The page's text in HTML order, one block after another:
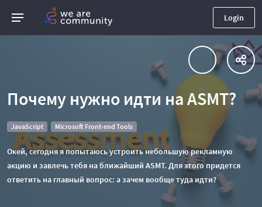
Login
Почему нужно идти на ASMT?
JavaScript Microsoft Front-end Tools
Окей, сегодня я попытаюсь устроить небольшую рекламную
акцию и завлечь тебя на ближайший ASMT. Для этого придется
ответить на главный вопрос: а зачем вообще туда идти?